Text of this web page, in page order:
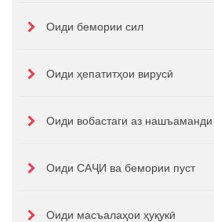
Оиди бемории сил
Оиди ҳепатитҳои вирусӣ
Оиди вобастаги аз нашъаманди
Оиди САҶИ ва бемории пуст
Оиди масъалаҳои ҳуқукӣ